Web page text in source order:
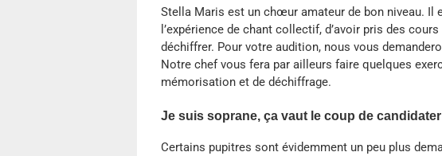
Stella Maris est un chœur amateur de bon niveau. Il
l’expérience de chant collectif, d’avoir pris des
déchiffrer. Pour votre audition, nous vous
Notre chef vous fera par ailleurs faire quelques
mémorisation et de déchiffrage.
Je suis soprane, ça vaut le coup de candidater
Certains pupitres sont évidemment un peu plus